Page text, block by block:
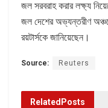
জল সরবরাহ করার লক্ষ্য
জল দেশের অভ্যন্তরীণ
রয়টার্সকে জানিয়েছেন।
Source: Reuters
Related Posts